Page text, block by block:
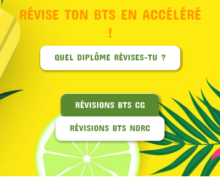
RÉVISE TON BTS EN ACCÉLÉRÉ
!
QUEL DIPLÔME RÉVISES-TU ?
RÉVISIONS BTS CG
RÉVISIONS BTS NDRC